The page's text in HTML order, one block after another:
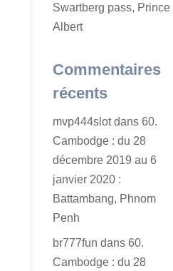
Swartberg pass, Prince
Albert
Commentaires
récents
mvp444slotdans60.
Cambodge : du 28
décembre 2019 au 6
janvier 2020 :
Battambang, Phnom
Penh
br777fun dans60.
Cambodge : du 28